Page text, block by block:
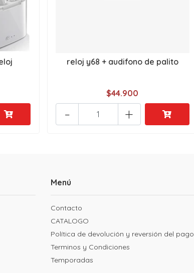
reloj y68 + audifono de palito
$44.900
+
-
Menú
Contacto
CATALOGO
Política de devolución y reversión del pago
Terminos y Condiciones
Temporadas